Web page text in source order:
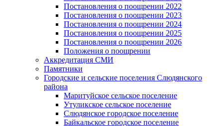
Постановления о поощрении 2022
Постановления о поощрении 2023
Постановления о поощрении 2024
Постановления о поощрении 2025
Постановления о поощрении 2026
Положения о поощрении
Аккредитация СМИ
Памятники
Городские и сельские поселения Слюдянского
района
Маритуйское сельское поселение
Утуликское сельское поселение
Слюдянское городское поселение
Байкальское городское поселение